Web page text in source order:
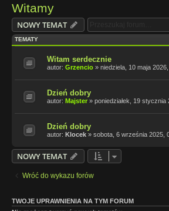
Witamy
NOWY TEMAT
TEMATY
Witam serdecznie
autor: Grzencio » niedziela, 10 maja
Dzień dobry
autor: Majster » poniedziałek, 19 stycznia
Dzień dobry
autor: Klocek » sobota, 6 września 2025,
NOWY TEMAT
Wróć do wykazu forów
TWOJE UPRAWNIENIA NA TYM FORUM